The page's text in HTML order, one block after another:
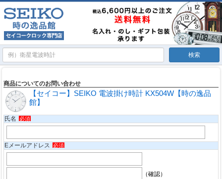
商品についてのお問い合わせ
【セイコー】SEIKO 電波掛け時計 KX504W【時の逸品
館】
氏名 必須
Eメールアドレス 必須
（確認）